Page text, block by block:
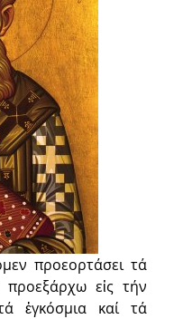
προεορτάσει τά
εἰς τήν
ἐγκόσμια καί τά